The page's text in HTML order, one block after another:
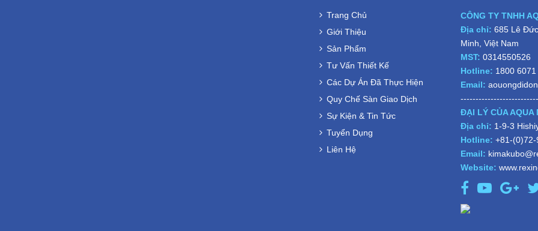
Trang Chủ
Giới Thiệu
Sản Phẩm
Tư Vấn Thiết Kế
Các Dự Án Đã Thực Hiện
Quy Chế Sàn Giao Dịch
Sự Kiện & Tin Tức
Tuyển Dụng
Liên Hệ
CÔNG TY TNHH
Địa chỉ: 685 Lê
Minh, Việt Nam
MST: 0314550526
Hotline: 1800 6071
Email:
ĐẠI LÝ CỦA
Địa chỉ: 1-9-3
Hotline: +81-
Email:
Website: